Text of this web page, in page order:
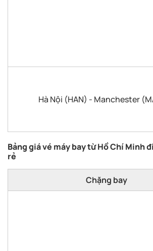
Hà Nội (HAN) - Manchester
Bảng giá vé máy bay từ Hồ Chí Minh
rẻ
Chặng bay